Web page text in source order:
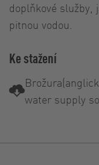
doplňkové služby,
pitnou vodou.
Ke stažení
water supply